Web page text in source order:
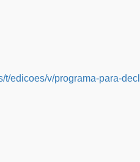
edicoes/v/programa-para-